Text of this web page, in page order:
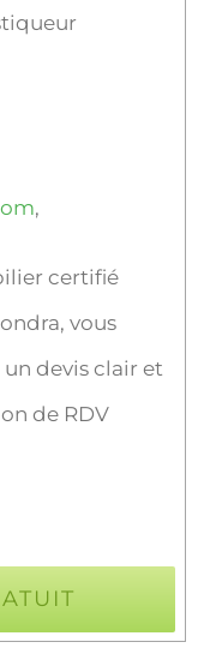
,
certifié
vous
devis clair et
de RDV